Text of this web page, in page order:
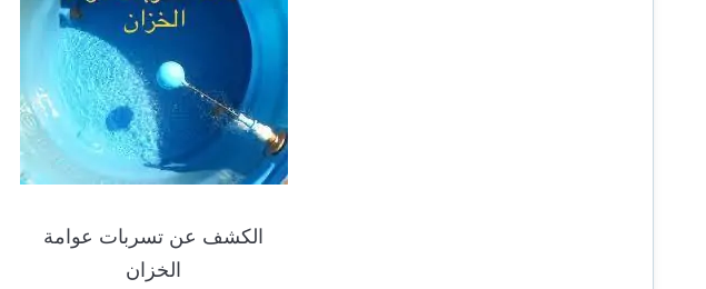
الكشف عن تسربات عوامة
الخزان